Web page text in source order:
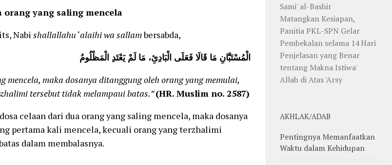
yang saling mencela
Nabi shallallahu ‘alaihiwa sallambersabda,
الْمُسْتَبَّانِ مَا قَالَا فَعَلَى الْبَادِئِ، مَا لَمْ يَعْتَدِ الْمَظْلُومُ
mencela, maka dosanya ditanggung oleh orang yang memulai,
tersebut tidak melampaui batas.”(HR. Muslim no. 2587)
celaan dari dua orang yang saling mencela, maka dosanya
pertama kali mencela, kecuali orang yang terzhalimi
dalam membalasnya.
Sami' al-Bashir
Matangkan Kesiapan,
Panitia PKL-SPN Gelar
Pembekalan selama 14 Hari
Penjelasan yang Benar
tentang Makna Istiwa'
Allah di Atas 'Arsy
AKHLAK/ADAB
Pentingnya Memanfaatkan
Waktu dalam Kehidupan